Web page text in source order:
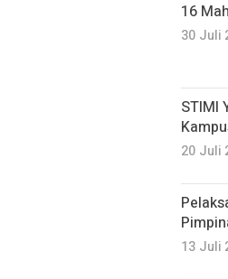
16
30 Juli
STIMI
20 Juli
13 Juli